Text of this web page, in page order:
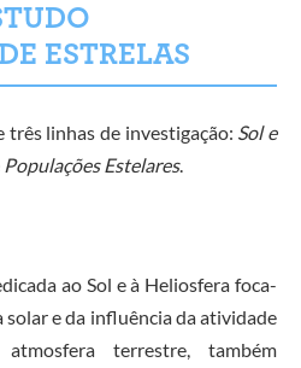
ESTRELAS
três linhas de investigação: Sol e
Populações Estelares.
ao Sol e à Heliosfera foca-
e da influência da atividade
terrestre, também